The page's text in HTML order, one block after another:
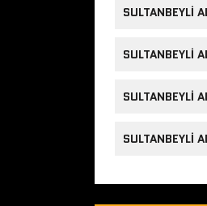
SULTANBEYLI
SULTANBEYLI
SULTANBEYLI
SULTANBEYLI